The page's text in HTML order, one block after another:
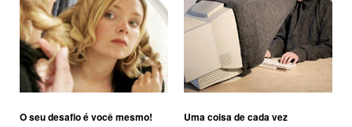
O seu desafio é você mesmo! Uma coisa de cada vez